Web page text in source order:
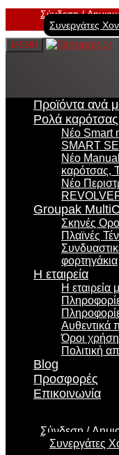
Σύνδεση
Συνεργάτες
MENU
Προϊόντα ανά
Ρολά καρότσας
Νέο Smart
SMART
Νέο
καρότσας,
Νέο
Groupak
Σκηνές
Πλαϊνές
φορτηγάκια
Η εταιρεία
Η εταιρεία
Αυθεντικά
Όροι
Πολιτική
Blog
Προσφορές
Επικοινωνία
Σύνδεση
Συνεργάτες